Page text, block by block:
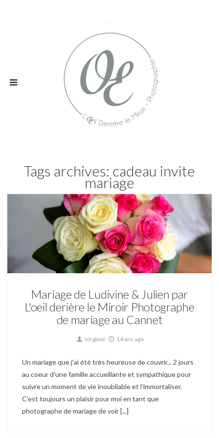
Tags archives: cadeau invite
mariage
Mariage
Mariage de Ludivine & Julien par
L'oeil derière le Miroir Photographe
de mariage au Cannet
Virginie 14 ans ago
Un mariage que j'ai été très heureuse de couvrir... 2 jours
au coeur d'une famille accueillante et sympathique pour
suivre un moment de vie inoubliable et l'immortaliser.
C'est toujours un plaisir pour moi en tant que
photographe de mariage de voir [...]